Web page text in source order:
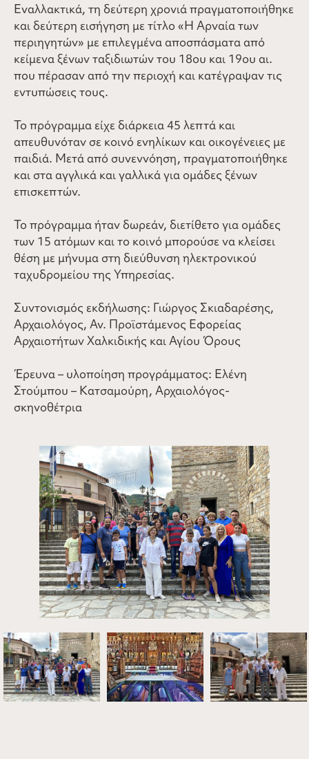
Εναλλακτικά, τη δεύτερη χρονιά πραγματοποιήθηκε
και δεύτερη εισήγηση με τίτλο «Η Αρναία των
περιηγητών» με επιλεγμένα αποσπάσματα από
κείμενα ξένων ταξιδιωτών του 18ου και 19ου αι.
που πέρασαν από την περιοχή και κατέγραψαν τις
εντυπώσεις τους.
Το πρόγραμμα είχε διάρκεια 45 λεπτά και
απευθυνόταν σε κοινό ενηλίκων και οικογένειες με
παιδιά. Μετά από συνεννόηση, πραγματοποιήθηκε
και στα αγγλικά και γαλλικά για ομάδες ξένων
επισκεπτών.
Το πρόγραμμα ήταν δωρεάν, διετίθετο για ομάδες
των 15 ατόμων και το κοινό μπορούσε να κλείσει
θέση με μήνυμα στη διεύθυνση ηλεκτρονικού
ταχυδρομείου της Υπηρεσίας.
Συντονισμός εκδήλωσης: Γιώργος Σκιαδαρέσης,
Αρχαιολόγος, Αν. Προϊστάμενος Εφορείας
Αρχαιοτήτων Χαλκιδικής και Αγίου Όρους
Έρευνα – υλοποίηση προγράμματος: Ελένη
Στούμπου – Κατσαμούρη, Αρχαιολόγος-
σκηνοθέτρια